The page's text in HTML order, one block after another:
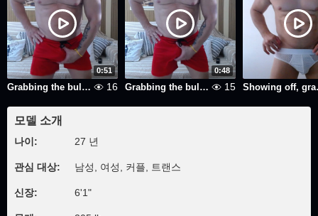
0:51
Grabbing the bulge, showing off the biceps, and talking dirty. 16
0:48
Grabbing the bulge, showing off the biceps, and talking dirty. 15 Showing
모델 소개
나이: 27 년
관심 대상: 남성, 여성, 커플, 트랜스
신장: 6'1"